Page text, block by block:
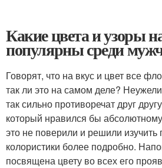
Какие цвета и узоры
популярны среди
Говорят, что на вкус и цвет все
так ли это на самом деле?
так сильно противоречат друг
который нравился бы
это не поверили и решили
колористики более подробно.
посвящена цвету во всех его